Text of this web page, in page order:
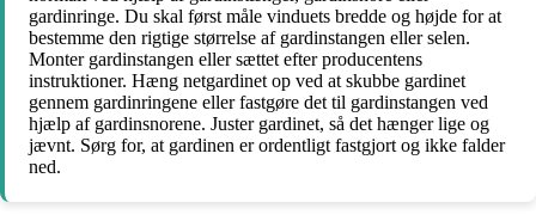
gardinringe. Du skal først måle vinduets bredde og højde for at
bestemme den rigtige størrelse af gardinstangen eller selen.
Monter gardinstangen eller sættet efter producentens
instruktioner. Hæng netgardinet op ved at skubbe gardinet
gennem gardinringene eller fastgøre det til gardinstangen ved
hjælp af gardinsnorene. Juster gardinet, så det hænger lige og
jævnt. Sørg for, at gardinen er ordentligt fastgjort og ikke falder
ned.